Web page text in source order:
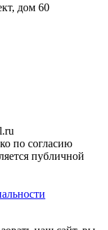
дом 60
по согласию
публичной